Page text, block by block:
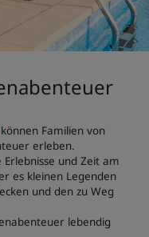
können Familien von
erleben.
und Zeit am
es kleinen Legenden
und den zu Weg
lebendig